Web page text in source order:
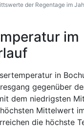
der Regentage im
im
in
gegenüber
dem niedrigsten
Mittelwert
die höchste